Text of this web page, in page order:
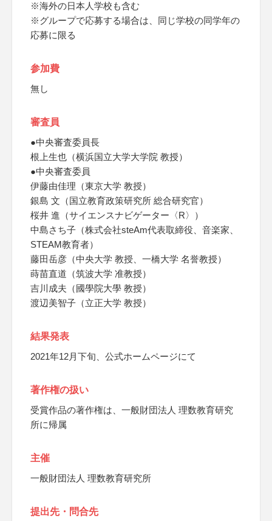
※海外の日本人学校も含む
※グループで応募する場合は、同じ学校の同学年の
応募に限る
参加費
無し
審査員
●中央審査委員長
根上生也（横浜国立大学大学院 教授）
●中央審査委員
伊藤由佳理（東京大学 教授）
銀島 文（国立教育政策研究所 総合研究官）
桜井 進（サイエンスナビゲーター〈R〉）
中島さち子（株式会社steAm代表取締役、音楽家、
STEAM教育者）
藤田岳彦（中央大学 教授、一橋大学 名誉教授）
蒔苗直道（筑波大学 准教授）
吉川成夫（國學院大學 教授）
渡辺美智子（立正大学 教授）
結果発表
2021年12月下旬、公式ホームページにて
著作権の扱い
受賞作品の著作権は、一般財団法人 理数教育研究
所に帰属
主催
一般財団法人 理数教育研究所
提出先・問合先